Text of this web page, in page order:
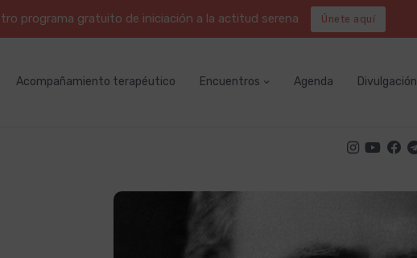
programa gratuito de iniciación a la actitud serena Únete aquí
Acompañamiento terapéutico Encuentros Agenda Divulgación